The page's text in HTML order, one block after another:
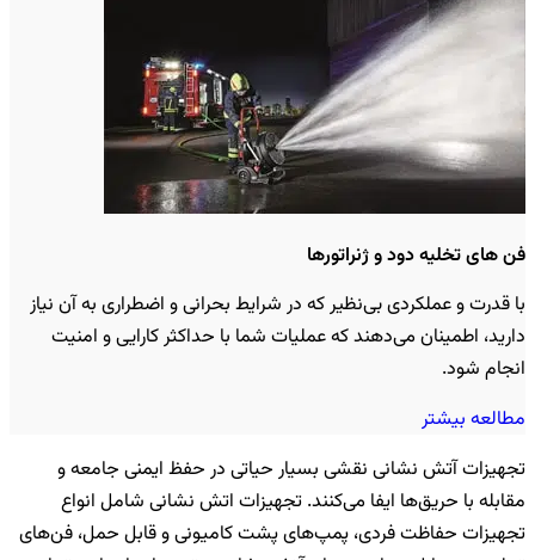
فن های تخلیه دود و ژنراتورها
با قدرت و عملکردی بی‌نظیر که در شرایط بحرانی و اضطراری به آن نیاز
دارید، اطمینان می‌دهند که عملیات شما با حداکثر کارایی و امنیت
انجام شود.
مطالعه بیشتر
تجهیزات آتش نشانی نقشی بسیار حیاتی در حفظ ایمنی جامعه و
مقابله با حریق‌ها ایفا می‌کنند. تجهیزات اتش نشانی شامل انواع
تجهیزات حفاظت فردی، پمپ‌های پشت کامیونی و قابل حمل، فن‌های